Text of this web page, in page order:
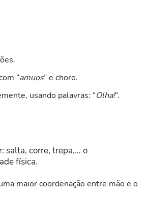
“amuos” e choro.
usando palavras: “Olha!”.
salta, corre, trepa,… o
física.
maior coordenação entre mão e o